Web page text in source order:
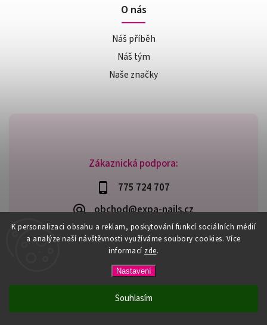
K personalizaci obsahu a reklam, poskytování funkcí sociálních médií
a analýze naší návštěvnosti využíváme soubory cookies. Více
informací zde.
Nastavení
Souhlasím
PŘI NÁKUPU NAD 600,- MÁTE DOPRAVU ZDARMA / DÁREK K
Zákaznická podpora:
775 724 707
obchod@expa-nails.cz
O nás
Náš příběh
Náš tým
Naše značky
Expanails.cz. Všechna práva vyhrazena.
Upravit nastavení cookies
VytvořilShoptet | Design